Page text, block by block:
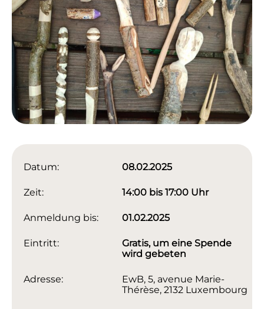
Datum: 08.02.2025
Zeit: 14:00 bis 17:00 Uhr
Anmeldung bis: 01.02.2025
Eintritt:
Gratis, um eine Spende
wird gebeten
Adresse:
EwB, 5, avenue Marie-
Thérèse, 2132 Luxembourg